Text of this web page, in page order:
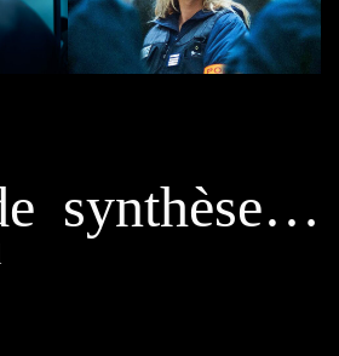
synthèse…